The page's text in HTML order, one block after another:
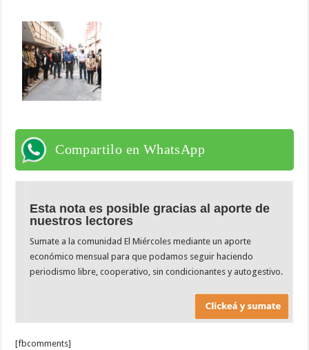
Compartilo en WhatsApp
Esta nota es posible gracias al aporte de
nuestros lectores
Sumate a la comunidad El Miércoles mediante un aporte
económico mensual para que podamos seguir haciendo
periodismo libre, cooperativo, sin condicionantes y autogestivo.
[fbcomments]